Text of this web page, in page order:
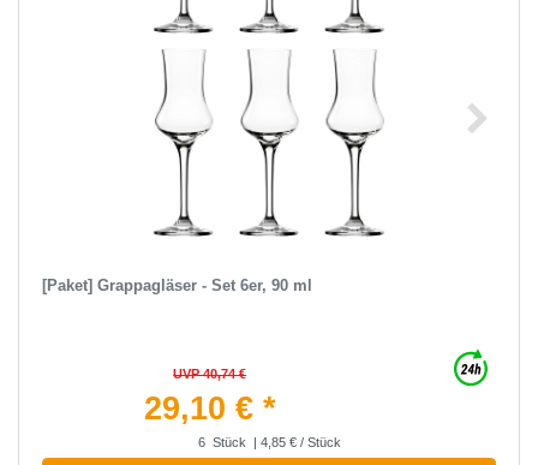
[Paket] Grappagläser - Set 6er, 90 ml
UVP 40,74 €
29,10 € *
6 Stück | 4,85 € / Stück